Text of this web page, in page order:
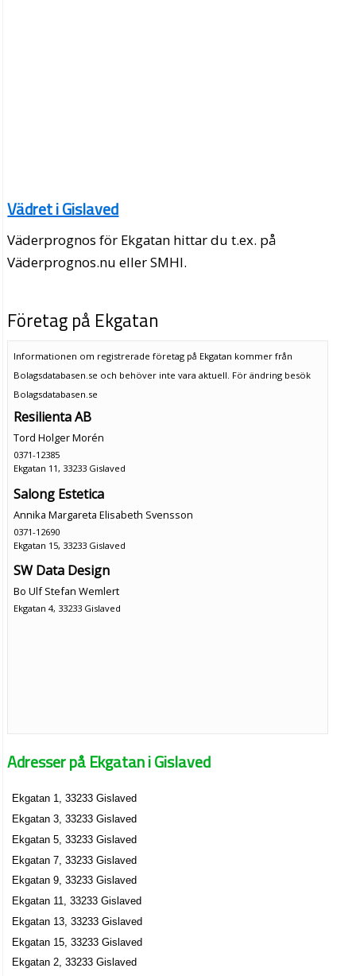
Vädret i Gislaved
Väderprognos för Ekgatan hittar du t.ex. på
Väderprognos.nu eller SMHI.
Företag på Ekgatan
Informationen om registrerade företag på Ekgatan kommer från
Bolagsdatabasen.se och behöver inte vara aktuell. För ändring besök
Bolagsdatabasen.se
Resilienta AB
Tord Holger Morén
0371-12385
Ekgatan 11, 33233 Gislaved
Salong Estetica
Annika Margareta Elisabeth Svensson
0371-12690
Ekgatan 15, 33233 Gislaved
SW Data Design
Bo Ulf Stefan Wemlert
Ekgatan 4, 33233 Gislaved
Adresser på Ekgatan i Gislaved
Ekgatan 1, 33233 Gislaved
Ekgatan 3, 33233 Gislaved
Ekgatan 5, 33233 Gislaved
Ekgatan 7, 33233 Gislaved
Ekgatan 9, 33233 Gislaved
Ekgatan 11, 33233 Gislaved
Ekgatan 13, 33233 Gislaved
Ekgatan 15, 33233 Gislaved
Ekgatan 2, 33233 Gislaved